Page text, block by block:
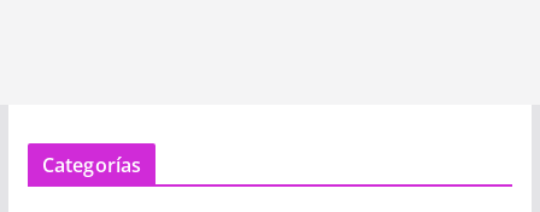
Categorías